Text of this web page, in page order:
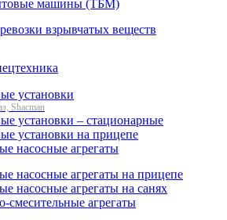
машины (ТБМ)
взрывчатых веществ
установки
Shacman
установки – стационарные
установки на прицепе
насосные агрегаты
насосные агрегаты на прицепе
насосные агрегаты на санях
смесительные агрегаты